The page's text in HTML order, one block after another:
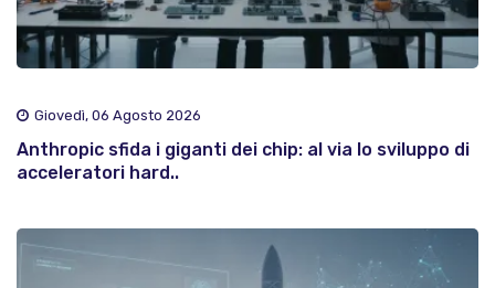
Giovedì, 06 Agosto 2026
Anthropic sfida i giganti dei chip: al via lo sviluppo di
acceleratori hard..